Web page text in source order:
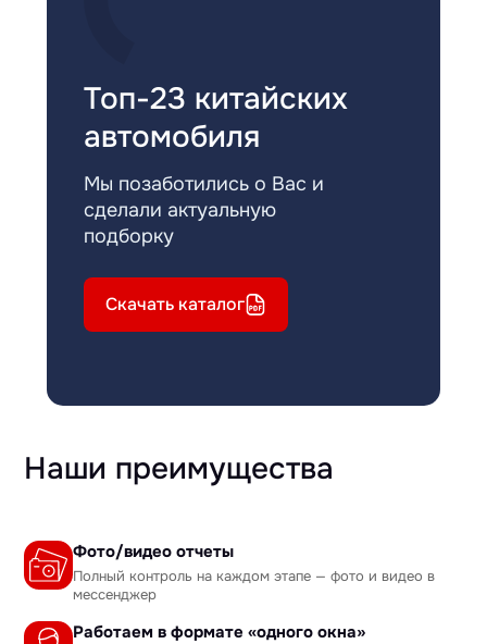
Топ-23 китайских
автомобиля
Мы позаботились о Вас и
сделали актуальную
подборку
Скачать каталог
Наши преимущества
Фото/видео отчеты
Полный контроль на каждом этапе — фото и видео в
мессенджер
Работаем в формате «одного окна»